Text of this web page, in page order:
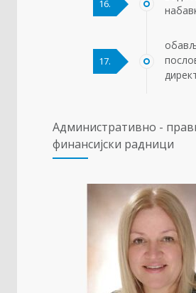
16.
17.
Административно -
финансијски радници